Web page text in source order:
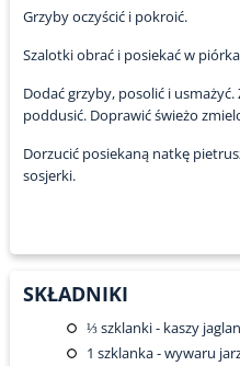
Grzyby oczyścić i pokroić.
Szalotki obrać i posiekać w
Dodać grzyby, posolić i
poddusić. Doprawić świeżo
Dorzucić posiekaną natkę
sosjerki.
SKŁADNIKI
⅓szklanki - kaszy
1 szklanka - wywaru